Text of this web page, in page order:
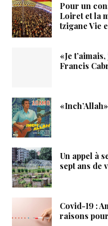
Pour un
Loiret et la
tzigane Vie
«Je
Francis
Un appel à
sept ans de
Covid-19 :
raisons